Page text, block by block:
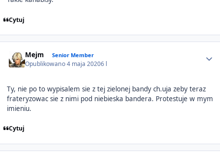
Cytuj
Mejm Senior Member
Opublikowano4 maja 20206 l
Ty, nie po to wypisalem sie z tej zielonej bandy ch.uja zeby teraz
frateryzowac sie z nimi pod niebieska bandera. Protestuje w mym
imieniu.
Cytuj